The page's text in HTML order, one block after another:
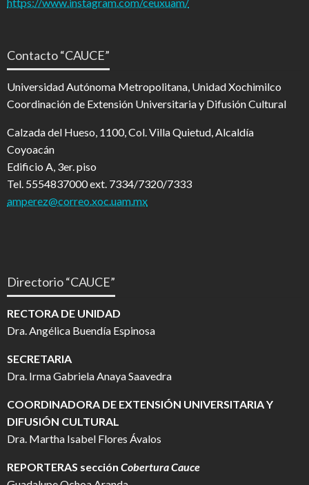
Contacto “CAUCE”
Universidad Autónoma Metropolitana, Unidad Xochimilco
Coordinación de Extensión Universitaria y Difusión Cultural
Calzada del Hueso, 1100, Col. Villa Quietud, Alcaldía
Coyoacán
Edificio A, 3er. piso
Tel. 5554837000 ext. 7334/7320/7333
amperez@correo.xoc.uam.mx
Directorio “CAUCE”
RECTORA DE UNIDAD
Dra. Angélica Buendía Espinosa
SECRETARIA
Dra. Irma Gabriela Anaya Saavedra
COORDINADORA DE EXTENSIÓN UNIVERSITARIA Y
DIFUSIÓN CULTURAL
Dra. Martha Isabel Flores Ávalos
REPORTERAS sección Cobertura Cauce